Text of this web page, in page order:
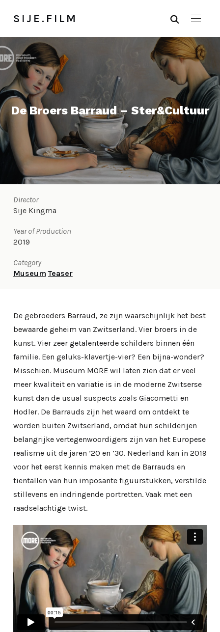
SIJE.FILM
De Broers Barraud – Ster&Cultuur
Director
Sije Kingma
Year of Production
2019
Category
Museum Teaser
De gebroeders Barraud, ze zijn waarschijnlijk het best
bewaarde geheim van Zwitserland. Vier broers in de
kunst. Vier zeer getalenteerde schilders binnen één
familie. Een geluks-klavertje-vier? Een bijna-wonder?
Misschien. Museum MORE wil laten zien dat er veel
meer kwaliteit en variatie is in de moderne Zwitserse
kunst dan de usual suspects zoals Giacometti en
Hodler. De Barrauds zijn het waard om ontdekt te
worden buiten Zwitserland, omdat hun schilderijen
belangrijke vertegenwoordigers zijn van het Europese
realisme uit de jaren ’20 en ’30. Nederland kan in 2019
voor het eerst kennis maken met de Barrauds en
tientallen van hun imposante figuurstukken, verstilde
stillevens en indringende portretten. Vaak met een
raadselachtige twist.